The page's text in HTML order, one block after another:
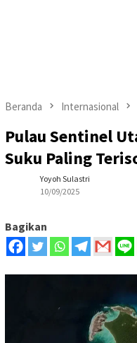
Beranda Internasional
Pulau Sentinel
Suku Paling
Yoyoh Sulastri
10/09/2025
Bagikan